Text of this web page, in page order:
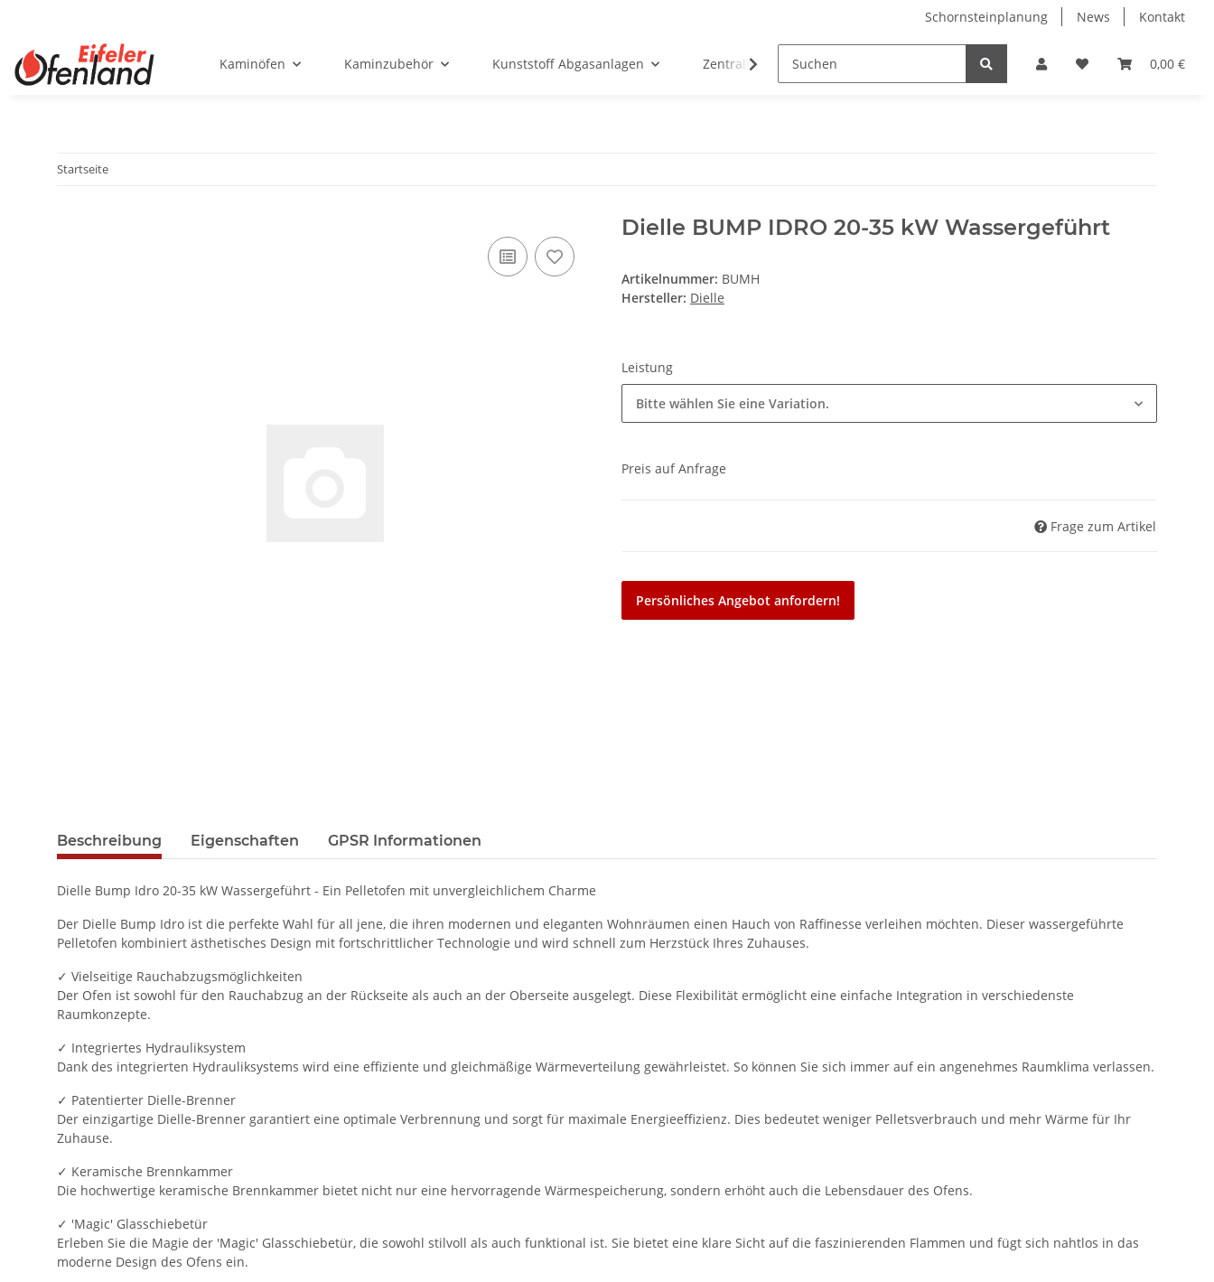
Schornsteinplanung News Kontakt
0,00 €
Kaminöfen Kaminzubehör Kunststoff Abgasanlagen Zentralheizungen
Startseite
Dielle BUMP IDRO 20-35 kW Wassergeführt
Artikelnummer: BUMH
Hersteller: Dielle
Leistung
Bitte wählen Sie eine Variation.
Preis auf Anfrage
Frage zum Artikel
Persönliches Angebot anfordern!
Beschreibung Eigenschaften GPSR Informationen
Dielle Bump Idro 20-35 kW Wassergeführt - Ein Pelletofen mit unvergleichlichem Charme
Der Dielle Bump Idro ist die perfekte Wahl für all jene, die ihren modernen und eleganten Wohnräumen einen Hauch von Raffinesse verleihen möchten. Dieser wassergeführte
Pelletofen kombiniert ästhetisches Design mit fortschrittlicher Technologie und wird schnell zum Herzstück Ihres Zuhauses.
✓ Vielseitige Rauchabzugsmöglichkeiten
Der Ofen ist sowohl für den Rauchabzug an der Rückseite als auch an der Oberseite ausgelegt. Diese Flexibilität ermöglicht eine einfache Integration in verschiedenste
Raumkonzepte.
✓ Integriertes Hydrauliksystem
Dank des integrierten Hydrauliksystems wird eine effiziente und gleichmäßige Wärmeverteilung gewährleistet. So können Sie sich immer auf ein angenehmes Raumklima verlassen.
✓ Patentierter Dielle-Brenner
Der einzigartige Dielle-Brenner garantiert eine optimale Verbrennung und sorgt für maximale Energieeffizienz. Dies bedeutet weniger Pelletsverbrauch und mehr Wärme für Ihr
Zuhause.
✓ Keramische Brennkammer
Die hochwertige keramische Brennkammer bietet nicht nur eine hervorragende Wärmespeicherung, sondern erhöht auch die Lebensdauer des Ofens.
✓ 'Magic' Glasschiebetür
Erleben Sie die Magie der 'Magic' Glasschiebetür, die sowohl stilvoll als auch funktional ist. Sie bietet eine klare Sicht auf die faszinierenden Flammen und fügt sich nahtlos in das
moderne Design des Ofens ein.